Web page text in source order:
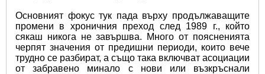
Основният фокус тук пада върху продължаващите
промени в хроничния преход след 1989 г., който
сякаш никога не завършва. Много от поясненията
черпят значения от предишни периоди, които вече
трудно се разбират, а също така включват асоциации
от забравено минало с нови или възкръснали